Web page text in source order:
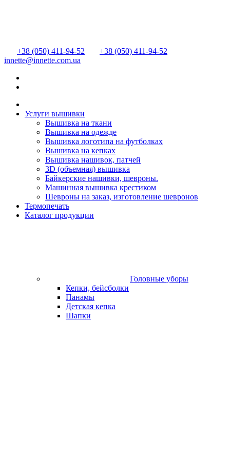
+38 (050) 411-94-52
+38 (050) 411-94-52
innette@innette.com.ua
Услуги вышивки
Вышивка на ткани
Вышивка на одежде
Вышивка логотипа на футболках
Вышивка на кепках
Вышивка нашивок, патчей
3D (объемная) вышивка
Байкерские нашивки, шевроны.
Машинная вышивка крестиком
Шевроны на заказ, изготовление шевронов
Термопечать
Каталог продукции
Головные уборы
Кепки, бейсболки
Панамы
Детская кепка
Шапки